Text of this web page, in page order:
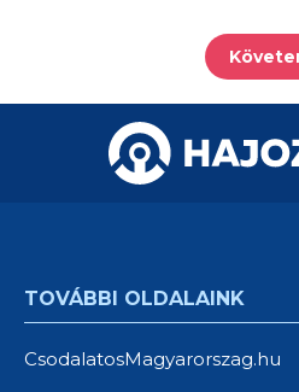
TOVÁBBI OLDALAINK
CsodalatosMagyarorszag.hu